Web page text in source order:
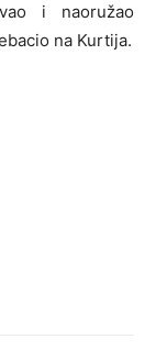
i naoružao
na Kurtija.